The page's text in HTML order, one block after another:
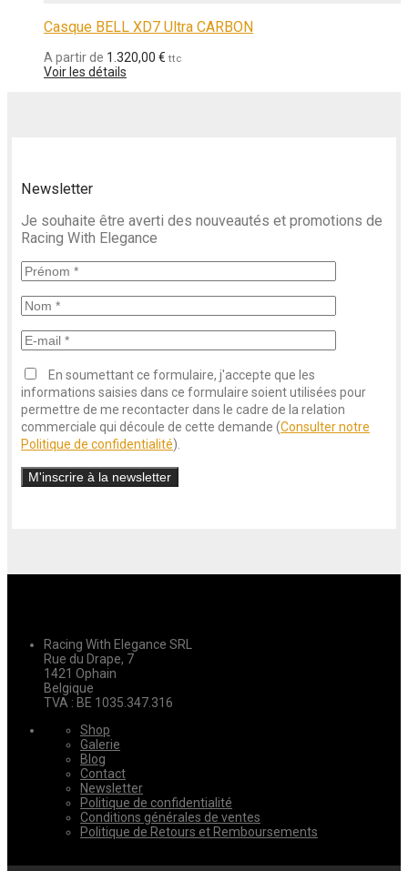
Casque BELL XD7 Ultra CARBON
A partir de 1.320,00 € ttc
Voir les détails
Newsletter
Je souhaite être averti des nouveautés et promotions de
Racing With Elegance
En soumettant ce formulaire, j'accepte que les
informations saisies dans ce formulaire soient utilisées pour
permettre de me recontacter dans le cadre de la relation
commerciale qui découle de cette demande (Consulter notre
Politique de confidentialité).
Racing With Elegance SRL
Rue du Drape, 7
1421 Ophain
Belgique
TVA : BE 1035.347.316
Shop
Galerie
Blog
Contact
Newsletter
Politique de confidentialité
Conditions générales de ventes
Politique de Retours et Remboursements